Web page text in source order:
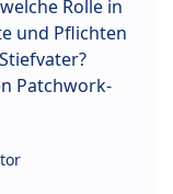
Rolle in
und Pflichten
Patchwork-